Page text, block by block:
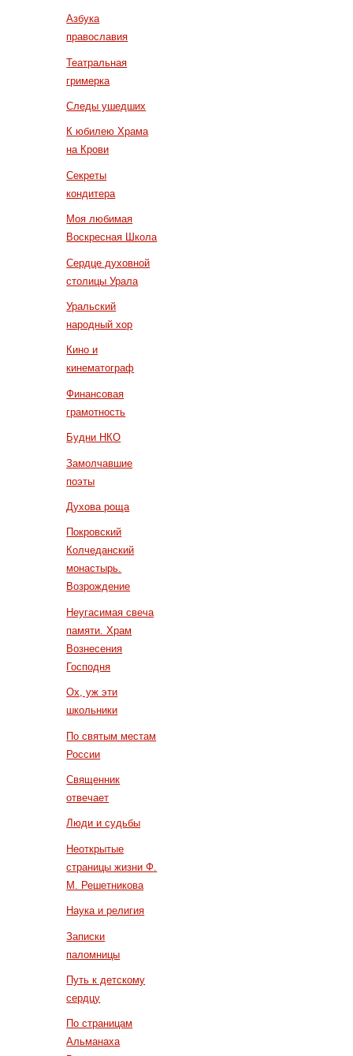
Азбука
православия
Театральная
гримерка
Следы ушедших
К юбилею Храма
на Крови
Секреты
кондитера
Моя любимая
Воскресная Школа
Сердце духовной
столицы Урала
Уральский
народный хор
Кино и
кинематограф
Финансовая
грамотность
Будни НКО
Замолчавшие
поэты
Духова роща
Покровский
Колчеданский
монастырь.
Возрождение
Неугасимая свеча
памяти. Храм
Вознесения
Господня
Ох, уж эти
школьники
По святым местам
России
Священник
отвечает
Люди и судьбы
Неоткрытые
страницы жизни Ф.
М. Решетникова
Наука и религия
Записки
паломницы
Путь к детскому
сердцу
По страницам
Альманаха